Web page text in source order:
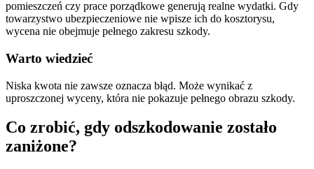
pomieszczeń czy prace porządkowe generują realne wydatki. Gdy
towarzystwo ubezpieczeniowe nie wpisze ich do kosztorysu,
wycena nie obejmuje pełnego zakresu szkody.
Warto wiedzieć
Niska kwota nie zawsze oznacza błąd. Może wynikać z
uproszczonej wyceny, która nie pokazuje pełnego obrazu szkody.
Co zrobić, gdy odszkodowanie zostało
zaniżone?